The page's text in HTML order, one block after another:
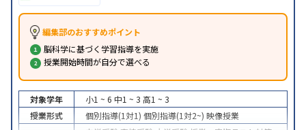
編集部のおすすめポイント
脳科学に基づく学習指導を実施
授業開始時間が自分で選べる
対象学年 小1 ~ 6 中1 ~ 3 高1 ~ 3
授業形式
個別指導(1対1) 個別指導(1対2~) 映像授業